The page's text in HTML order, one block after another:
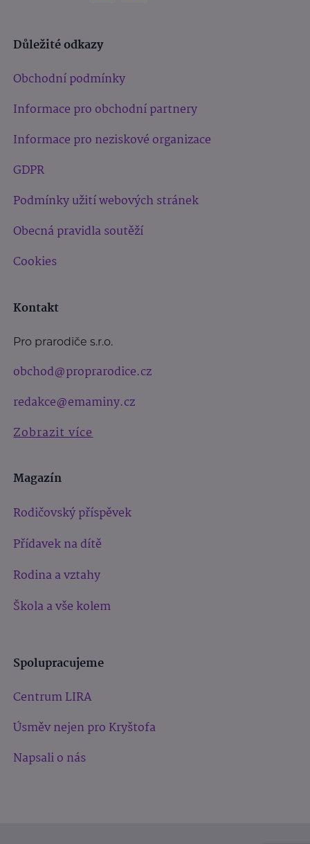
Důležité odkazy
Obchodní podmínky
Informace pro obchodní partnery
Informace pro neziskové organizace
GDPR
Podmínky užití webových stránek
Obecná pravidla soutěží
Cookies
Kontakt
Pro prarodiče s.r.o.
obchod@proprarodice.cz
redakce@emaminy.cz
Zobrazit více
Magazín
Rodičovský příspěvek
Přídavek na dítě
Rodina a vztahy
Škola a vše kolem
Spolupracujeme
Centrum LIRA
Úsměv nejen pro Kryštofa
Napsali o nás